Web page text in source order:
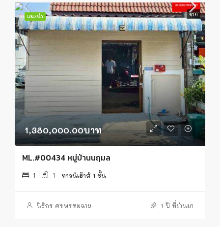
แนะนำ ขาย
1,380,000.00บาท
ML.#00434 หมู่บ้านนฤมล
1 1 ทาวน์เฮ้าส์ 1 ชั้น
นิธิกร ศรพรหมฉาย 1 ปี ที่ผ่านมา